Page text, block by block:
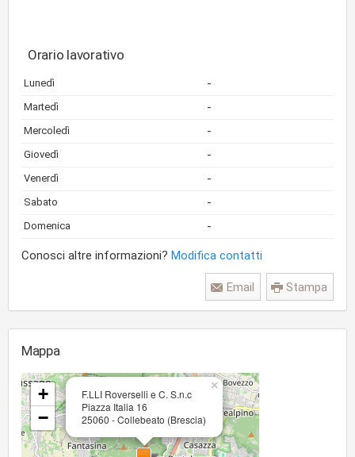
Orario lavorativo
Lunedì -
Martedì -
Mercoledì -
Giovedì -
Venerdì -
Sabato -
Domenica -
Conosci altre informazioni? Modifica contatti
Stampa
Email
Mappa
F.LLI Roverselli e C. S.n.c
Piazza Italia 16
25060 - Collebeato (Brescia)
×
+
−